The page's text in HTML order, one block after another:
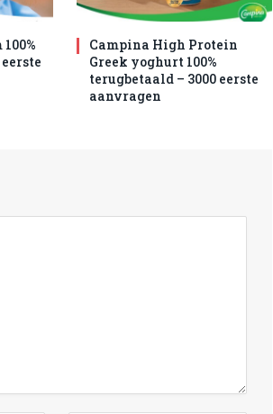
Campina High Protein
Greek yoghurt 100%
terugbetaald – 3000 eerste
aanvragen